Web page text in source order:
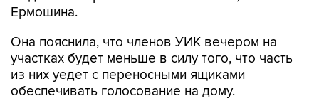
Ермошина.
Она пояснила, что членов УИК вечером на
участках будет меньше в силу того, что часть
из них уедет с переносными ящиками
обеспечивать голосование на дому.